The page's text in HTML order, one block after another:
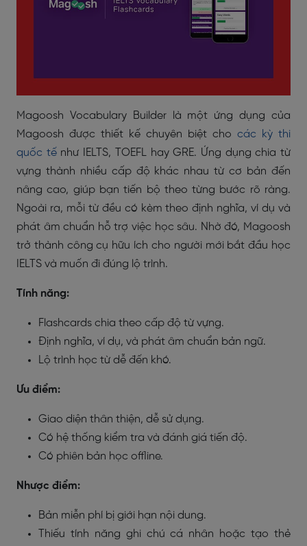
Magoosh Vocabulary Builder là một ứng dụng của
Magoosh được thiết kế chuyên biệt cho các kỳ thi
quốc tếnhư IELTS, TOEFL hay GRE. Ứng dụng chia từ
vựng thành nhiều cấp độ khác nhau từ cơ bản đến
nâng cao, giúp bạn tiến bộ theo từng bước rõ ràng.
Ngoài ra, mỗi từ đều có kèm theo định nghĩa, ví dụ và
phát âm chuẩn hỗ trợ việc học sâu. Nhờ đó, Magoosh
trở thành công cụ hữu ích cho người mới bắt đầu học
IELTS và muốn đi đúng lộ trình.
Tính năng:
Flashcards chia theo cấp độ từ vựng.
Định nghĩa, ví dụ, và phát âm chuẩn bản ngữ.
Lộ trình học từ dễ đến khó.
Ưu điểm:
Giao diện thân thiện, dễ sử dụng.
Có hệ thống kiểm tra và đánh giá tiến độ.
Có phiên bản học offline.
Nhược điểm:
Bản miễn phí bị giới hạn nội dung.
Thiếu tính năng ghi chú cá nhân hoặc tạo thẻ